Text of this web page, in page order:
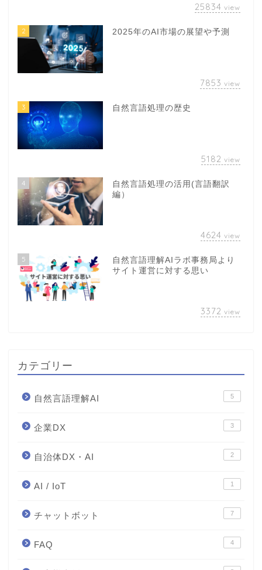
25834 view
2 2025年のAI市場の展望や予測
7853 view
3 自然言語処理の歴史
5182 view
4
自然言語処理の活用(言語翻訳
編）
4624 view
5
自然言語理解AIラボ事務局より
サイト運営に対する思い
3372 view
カテゴリー
自然言語理解AI 5
企業DX 3
自治体DX・AI 2
AI / IoT 1
チャットボット 7
FAQ 4